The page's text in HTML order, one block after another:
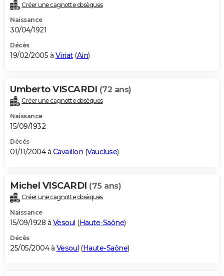
Créer une cagnotte obsèques
Naissance
30/04/1921
Décès
19/02/2005 à Viriat(Ain)
Umberto VISCARDI (72 ans)
Créer une cagnotte obsèques
Naissance
15/09/1932
Décès
01/11/2004 à Cavaillon (Vaucluse)
Michel VISCARDI (75 ans)
Créer une cagnotte obsèques
Naissance
15/09/1928 à Vesoul (Haute-Saône)
Décès
25/05/2004 à Vesoul (Haute-Saône)